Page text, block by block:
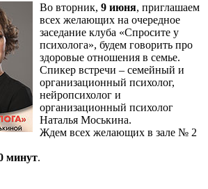
Во вторник, 9 июня, приглашаем
всех желающих на очередное
заседание клуба «Спросите у
психолога», будем говорить про
здоровые отношения в семье.
Спикер встречи – семейный и
организационный психолог,
нейропсихолог и
организационный психолог
Наталья Моськина.
Ждем всех желающих в зале № 2
минут.